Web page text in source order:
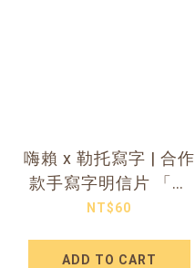
嗨賴 x 勒托寫字 | 合作
款手寫字明信片 「用
文具點亮你的小宇
NT$60
ADD TO CART